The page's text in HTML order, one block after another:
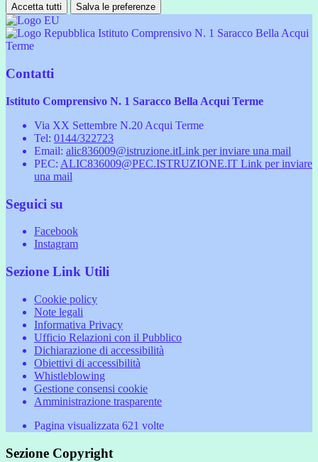
Accetta tutti Salva le preferenze
Istituto Comprensivo N. 1 Saracco Bella Acqui
Terme
Contatti
Istituto Comprensivo N. 1 Saracco Bella Acqui Terme
Via XX Settembre N.20 Acqui Terme
Tel: 0144/322723
Email: alic836009@istruzione.itLink per inviare una mail
PEC: ALIC836009@PEC.ISTRUZIONE.IT Link per inviare
una mail
Seguici su
Facebook
Instagram
Sezione Link Utili
Cookie policy
Note legali
Informativa Privacy
Ufficio Relazioni con il Pubblico
Dichiarazione di accessibilità
Obiettivi di accessibilità
Whistleblowing
Gestione consensi cookie
Amministrazione trasparente
Pagina visualizzata 621 volte
Sezione Copyright